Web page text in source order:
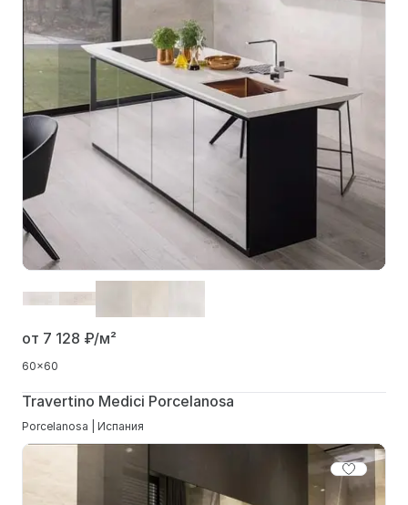
от 7 128 ₽/м²
60x60
Travertino Medici Porcelanosa
Porcelanosa | Испания